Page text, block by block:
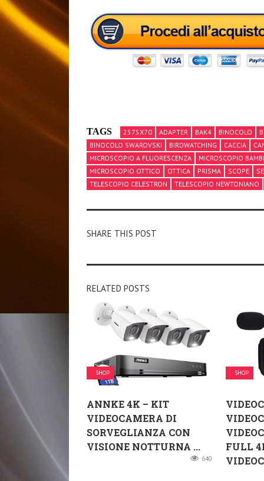
TAGS 2575X70 ADAPTER BAK4 BINOCOLO
BINOCOLO SWAROVSKI
BIRDWATCHING CACCIA
MICROSCOPIO A FLUORESCENZA
MICROSCOPIO
MICROSCOPIO OTTICO
OTTICA PRISMA SCOPE
TELESCOPIO CELESTRON
TELESCOPIO NEWTONIANO
SHARE THIS POST
RELATED POSTS
SHOP
ANNKE 4K – KIT
VIDEOCAMERA DI
SORVEGLIANZA CON
VISIONE NOTTURNA ...
640
SHOP
FULL